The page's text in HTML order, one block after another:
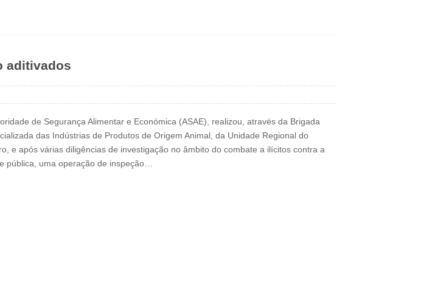
aditivados
de Segurança Alimentar e Económica (ASAE), realizou, através da Brigada
das Indústrias de Produtos de Origem Animal, da Unidade Regional do
e após várias diligências de investigação no âmbito do combate a ilícitos contra a
pública, uma operação de inspeção…